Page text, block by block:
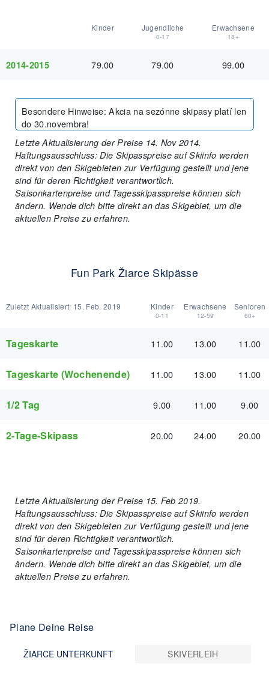
Kinder Jugendliche
0-17
Erwachsene
18+
2014-2015 79.00 79.00 99.00
Besondere Hinweise:Akcia na sezónne skipasy platí len
do 30.novembra!
Letzte Aktualisierung der Preise 14. Nov 2014.
Haftungsausschluss: Die Skipasspreise auf Skiinfo werden
direkt von den Skigebieten zur Verfügung gestellt und jene
sind für deren Richtigkeit verantwortlich.
Saisonkartenpreise und Tagesskipasspreise können sich
ändern. Wende dich bitte direkt an das Skigebiet, um die
aktuellen Preise zu erfahren.
Fun Park Žiarce Skipässe
Zuletzt Aktualisiert: 15. Feb. 2019 Kinder
0-11
Erwachsene
12-59
Senioren
60+
Tageskarte 11.00 13.00 11.00
Tageskarte (Wochenende) 11.00 13.00 11.00
1/2 Tag 9.00 11.00 9.00
2-Tage-Skipass 20.00 24.00 20.00
Letzte Aktualisierung der Preise 15. Feb 2019.
Haftungsausschluss: Die Skipasspreise auf Skiinfo werden
direkt von den Skigebieten zur Verfügung gestellt und jene
sind für deren Richtigkeit verantwortlich.
Saisonkartenpreise und Tagesskipasspreise können sich
ändern. Wende dich bitte direkt an das Skigebiet, um die
aktuellen Preise zu erfahren.
Plane Deine Reise
ŽIARCE UNTERKUNFT SKIVERLEIH